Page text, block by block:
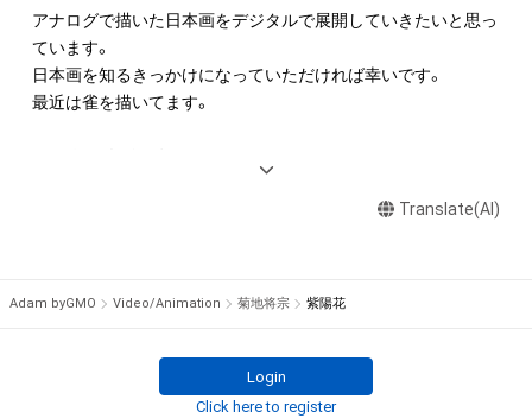
出願する権利を含みます。)を意味します。)は、本アイテムの著
作権を有する方、著作隣接権の権利者またはその管理委託を受
けている者によって保護されています。そのため、本アイテム
を保有していたとしても、本アイテムに関する創作物にかかる
の管理委託を受けている者からの事前の同意なしに、上記の「本
アイテムの保有者が有する権利」の範囲を超えた行為、知的財産
・本アイテムに関する創作物の利用については、公序良俗や法令
であると判断した場合、利用をお断りさせていただきます。
・本アイテムの購入、売却および利用に関して、購入者、売却者、
アナログで描いた日本画をデジタルで展開していきたいと思っ
ています。
日本画を知るきっかけになっていただければ幸いです。
最近は雀を描いてます。
2000年　グループ展「畝展」初出品
2004年　青垣2001年日本画展　読売新聞社賞
2005年　奈良県万葉日本画大賞展初入選
Translate(AI)
Adam byGMO Video/Animation 菊地将宗 紫陽花
Login
Click here to register